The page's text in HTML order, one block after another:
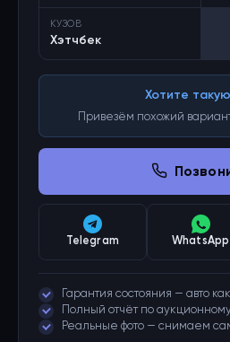
КУЗОВ
Хэтчбек
Хотите
Привезём похожий
Telegram WhatsApp
Гарантия состояния — авто
Полный отчёт по
Реальные фото — снимаем